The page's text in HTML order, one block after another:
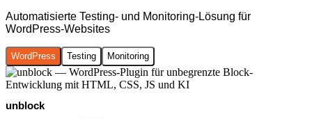
Automatisierte Testing- und Monitoring-Lösung für
WordPress-Websites
WordPress Testing Monitoring
unblock